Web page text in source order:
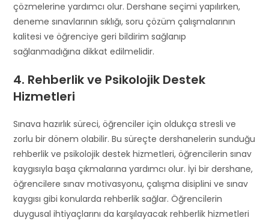
çözmelerine yardımcı olur. Dershane seçimi yapılırken,
deneme sınavlarının sıklığı, soru çözüm çalışmalarının
kalitesi ve öğrenciye geri bildirim sağlanıp
sağlanmadığına dikkat edilmelidir.
4. Rehberlik ve Psikolojik Destek
Hizmetleri
Sınava hazırlık süreci, öğrenciler için oldukça stresli ve
zorlu bir dönem olabilir. Bu süreçte dershanelerin sunduğu
rehberlik ve psikolojik destek hizmetleri, öğrencilerin sınav
kaygısıyla başa çıkmalarına yardımcı olur. İyi bir dershane,
öğrencilere sınav motivasyonu, çalışma disiplini ve sınav
kaygısı gibi konularda rehberlik sağlar. Öğrencilerin
duygusal ihtiyaçlarını da karşılayacak rehberlik hizmetleri